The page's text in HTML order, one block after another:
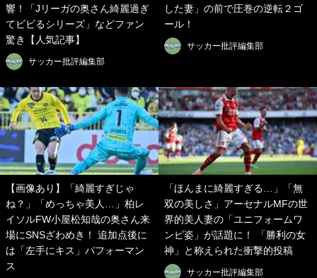
響！「Jリーガの奥さん綺麗過ぎ
てビビるシリーズ」などファン
驚き【人気記事】
サッカー批評編集部
した妻」の前で圧巻の逆転２ゴ
ール！
サッカー批評編集部
【画像あり】「綺麗すぎじゃ
ね？」「めっちゃ美人…」柏レ
イソルFW小屋松知哉の奥さん来
場にSNSざわめき！ 追加点後に
は「左手にキス」パフォーマン
ス
「ほんまに綺麗すぎる…」「無
双の美しさ」アーセナルMFの世
界的美人妻の「ユニフォームワ
ンピ姿」が話題に！ 「勝利の女
神」と称えられた衝撃的投稿
サッカー批評編集部